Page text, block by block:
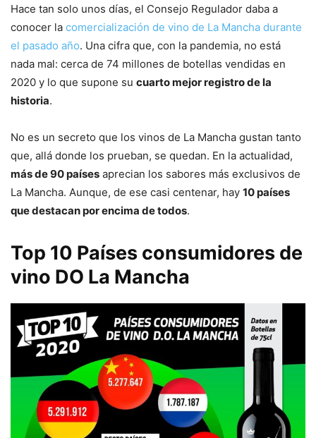
Hace tan solo unos días, el Consejo Regulador daba a
conocer la comercialización de vino de La Mancha durante
el pasado año. Una cifra que, con la pandemia, no está
nada mal: cerca de 74 millones de botellas vendidas en
2020 y lo que supone su cuarto mejor registro de la
historia.
No es un secreto que los vinos de La Mancha gustan tanto
que, allá donde los prueban, se quedan. En la actualidad,
más de 90 países aprecian los sabores más exclusivos de
La Mancha. Aunque, de ese casi centenar, hay 10 países
que destacan por encima de todos.
Top 10 Países consumidores de
vino DO La Mancha